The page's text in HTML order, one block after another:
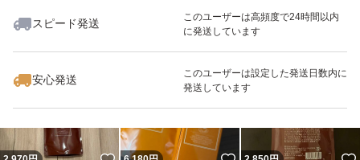
スピード発送
このユーザーは高頻度で24時間以内
に発送しています
安心発送
このユーザーは設定した発送日数内に
発送しています
いいね！
3,200